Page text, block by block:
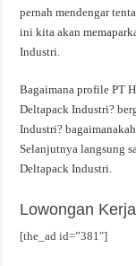
pernah mendengar
ini kita akan
Industri.
Bagaimana profile PT
Deltapack Industri?
Industri?
Selanjutnya langsung
Deltapack Industri.
Lowongan
[the_ad id=”381″]